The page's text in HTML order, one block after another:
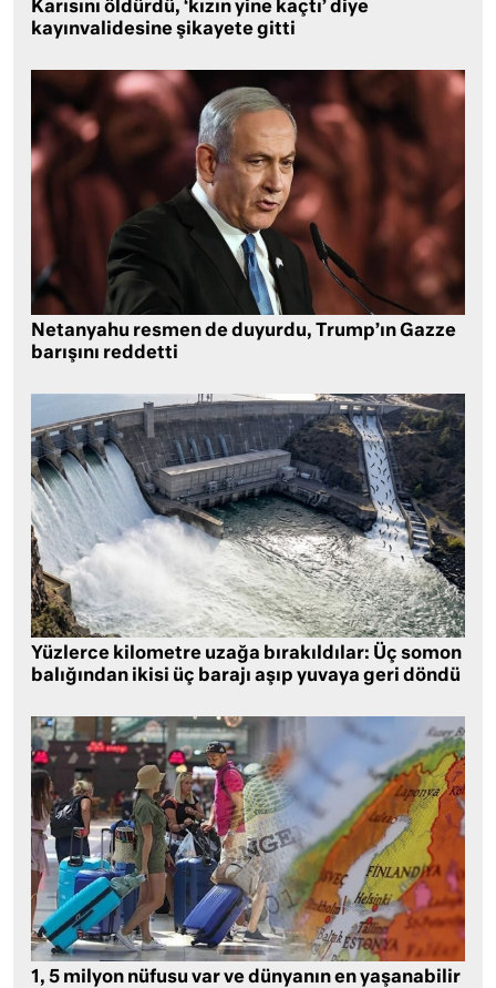
Karısını öldürdü, ‘kızın yine kaçtı’ diye
kayınvalidesine şikayete gitti
Netanyahu resmen de duyurdu, Trump’ın Gazze
barışını reddetti
Yüzlerce kilometre uzağa bırakıldılar: Üç somon
balığından ikisi üç barajı aşıp yuvaya geri döndü
1, 5 milyon nüfusu var ve dünyanın en yaşanabilir